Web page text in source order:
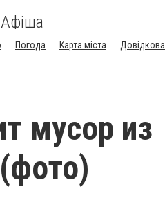
Афіша
Погода Карта міста Довідкова
мусор из